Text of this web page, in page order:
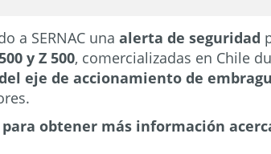
a SERNAC unaalerta de seguridad
y Z 500, comercializadas en Chile
eje de accionamiento de
obtener más información